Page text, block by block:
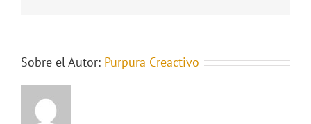
Sobre el Autor: Purpura Creactivo